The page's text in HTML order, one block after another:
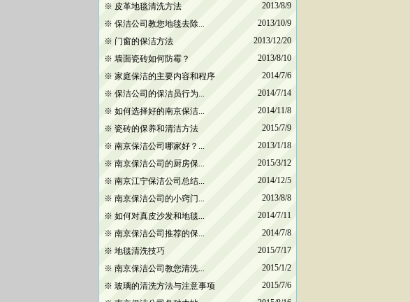
※ 皮革地毯清洗方法
2013/8/9
※保洁公司教您地毯去除...
2013/10/9
※ 门窗的保洁方法
2013/12/20
※墙面瓷砖如何防霉？
2013/8/10
※家庭保洁的主要内容和程序
2014/7/6
※保洁公司的保洁员行为...
2014/7/14
※如何选择好的南京保洁...
2014/11/8
※瓷砖的保养和清洁方法
2015/7/9
※南京保洁公司哪家好？...
2013/1/18
※南京保洁公司的厨房保...
2015/3/12
※南京江宁保洁公司总结...
2014/12/5
※南京保洁公司的小窍门...
2013/8/8
※如何对真皮沙发和地毯...
2014/7/11
※南京保洁公司推荐的保...
2014/7/8
※地毯清洗技巧
2015/7/17
※南京保洁公司教您清洗...
2015/1/2
※玻璃的清洗方法与注意事项
2015/7/6